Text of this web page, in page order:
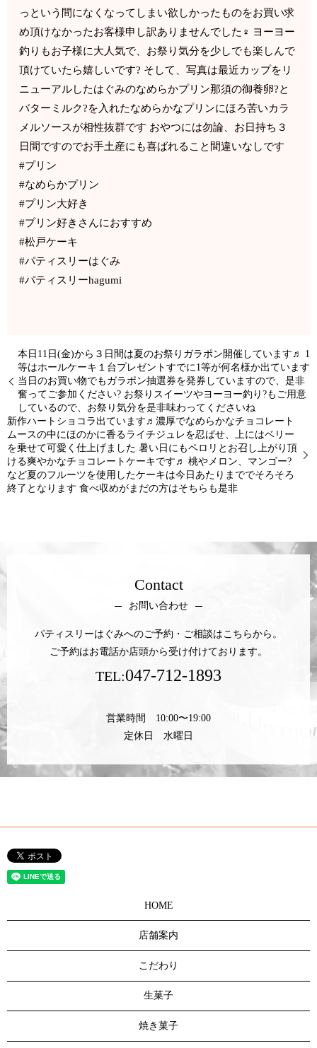
っという間になくなってしまい欲しかったものをお買い求
め頂けなかったお客様申し訳ありませんでした‍♀️ ヨーヨー
釣りもお子様に大人気で、お祭り気分を少しでも楽しんで
頂けていたら嬉しいです? そして、写真は最近カップをリ
ニューアルしたはぐみのなめらかプリン那須の御養卵?と
バターミルク?を入れたなめらかなプリンにほろ苦いカラ
メルソースが相性抜群です おやつには勿論、お日持ち３
日間ですのでお手土産にも喜ばれること間違いなしです
#プリン
#なめらかプリン
#プリン大好き
#プリン好きさんにおすすめ
#松戸ケーキ
#パティスリーはぐみ
#パティスリーhagumi
本日11日(金)から３日間は夏のお祭りガラポン開催しています♬ 1
等はホールケーキ１台プレゼントすでに1等が何名様か出ています
当日のお買い物でもガラポン抽選券を発券していますので、是非
奮ってご参加ください? お祭りスイーツやヨーヨー釣り?もご用意
しているので、お祭り気分を是非味わってくださいね
新作ハートショコラ出ています♬濃厚でなめらかなチョコレート
ムースの中にほのかに香るライチジュレを忍ばせ、上にはベリー
を乗せて可愛く仕上げました 暑い日にもペロリとお召し上がり頂
ける爽やかなチョコレートケーキです♬ 桃やメロン、マンゴー?
など夏のフルーツを使用したケーキは今日あたりまででそろそろ
終了となります 食べ収めがまだの方はそちらも是非
Contact
お問い合わせ
パティスリーはぐみへのご予約・ご相談はこちらから。
ご予約はお電話か店頭から受け付けております。
TEL:047-712-1893
営業時間 10:00〜19:00
定休日 水曜日
HOME
店舗案内
こだわり
生菓子
焼き菓子